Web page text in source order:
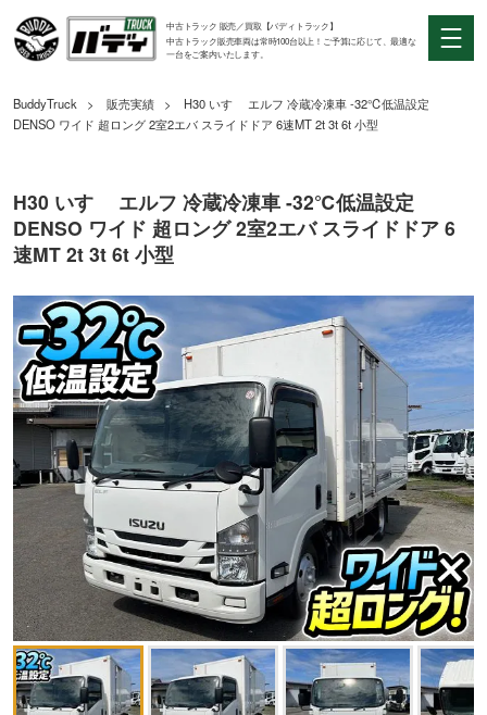
中古トラック 販売／買取【バディトラック】
中古トラック販売車両は常時100台以上！ご予算に応じて、最適な
一台をご案内いたします。
BuddyTruck 販売実績
H30 いすゞ エルフ 冷蔵冷凍車 -32℃低温設定
DENSO ワイド 超ロング 2室2エバ スライドドア 6速MT 2t 3t 6t 小型
H30 いすゞ エルフ 冷蔵冷凍車 -32℃低温設定
DENSO ワイド 超ロング 2室2エバ スライドドア 6
速MT 2t 3t 6t 小型